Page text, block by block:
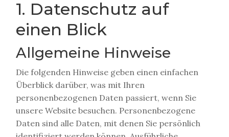
1. Datenschutz auf
einen Blick
Allgemeine Hinweise
Die folgenden Hinweise geben einen einfachen
Überblick darüber, was mit Ihren
personenbezogenen Daten passiert, wenn Sie
unsere Website besuchen. Personenbezogene
Daten sind alle Daten, mit denen Sie persönlich